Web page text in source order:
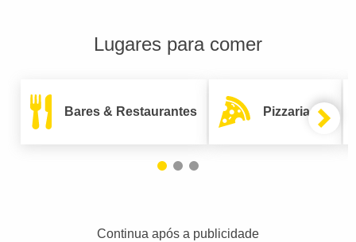
Lugares para comer
Bares & Restaurantes Pizzarias
Continua após a publicidade